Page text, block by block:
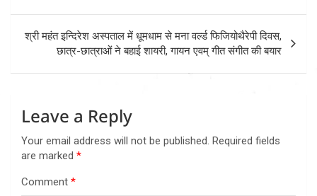
श्री महंत इन्दिरेश अस्पताल में धूमधाम से मना वर्ल्ड फिजियोथैरेपी दिवस,
छात्र-छात्राओं ने बहाई शायरी, गायन एवम् गीत संगीत की बयार
Leave a Reply
Your email address will not be published. Required fields
are marked *
Comment *